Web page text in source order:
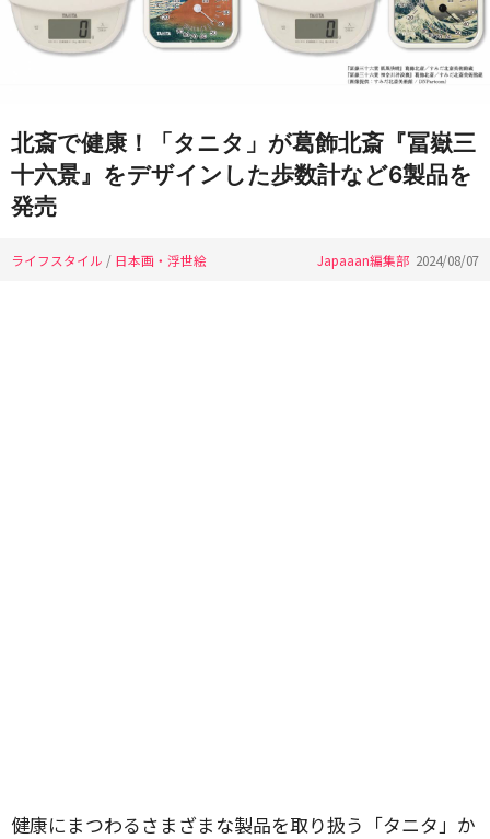
北斎で健康！「タニタ」が葛飾北斎『冨嶽三
十六景』をデザインした歩数計など6製品を
発売
ライフスタイル / 日本画・浮世絵 Japaaan編集部 2024/08/07
健康にまつわるさまざまな製品を取り扱う「タニタ」か